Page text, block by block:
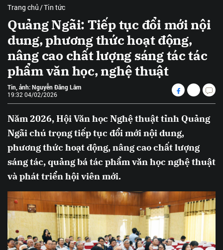
Trang chủ Tin tức
Quảng Ngãi: Tiếp tục đổi mới nội
dung, phương thức hoạt động,
nâng cao chất lượng sáng tác tác
phẩm văn học, nghệ thuật
Tin, ảnh: Nguyễn Đăng Lâm
19:32 04/02/2026
Năm 2026, Hội Văn học Nghệ thuật tỉnh Quảng
Ngãi chú trọng tiếp tục đổi mới nội dung,
phương thức hoạt động, nâng cao chất lượng
sáng tác, quảng bá tác phẩm văn học nghệ thuật
và phát triển hội viên mới.